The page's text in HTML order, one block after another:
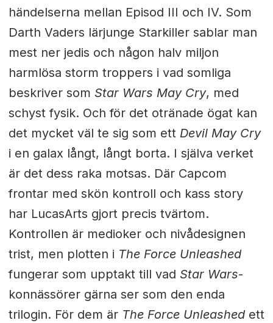
händelserna mellan Episod III och IV. Som
Darth Vaders lärjunge Starkiller sablar man
mest ner jedis och någon halv miljon
harmlösa storm troppers i vad somliga
beskriver som Star Wars May Cry, med
schyst fysik. Och för det otränade ögat kan
det mycket väl te sig som ett Devil May Cry
i en galax långt, långt borta. I själva verket
är det dess raka motsas. Där Capcom
frontar med skön kontroll och kass story
har LucasArts gjort precis tvärtom.
Kontrollen är medioker och nivådesignen
trist, men plotten i The Force Unleashed
fungerar som upptakt till vad Star Wars-
konnässörer gärna ser som den enda
trilogin. För dem är The Force Unleashedett